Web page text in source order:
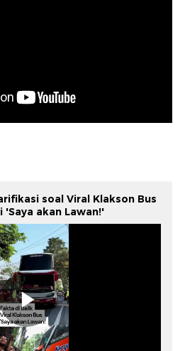
soal Viral Klakson Bus
'Saya akan Lawan!'